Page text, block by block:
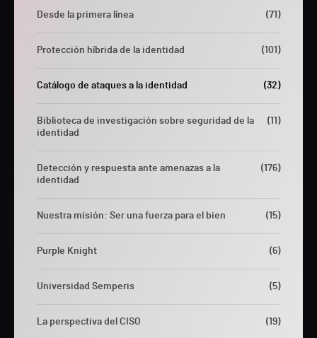
Desde la primera línea (71)
Protección híbrida de la identidad (101)
Catálogo de ataques a la identidad (32)
Biblioteca de investigación sobre seguridad de la
identidad
(11)
Detección y respuesta ante amenazas a la
identidad
(176)
Nuestra misión: Ser una fuerza para el bien (15)
Purple Knight (6)
Universidad Semperis (5)
La perspectiva del CISO (19)